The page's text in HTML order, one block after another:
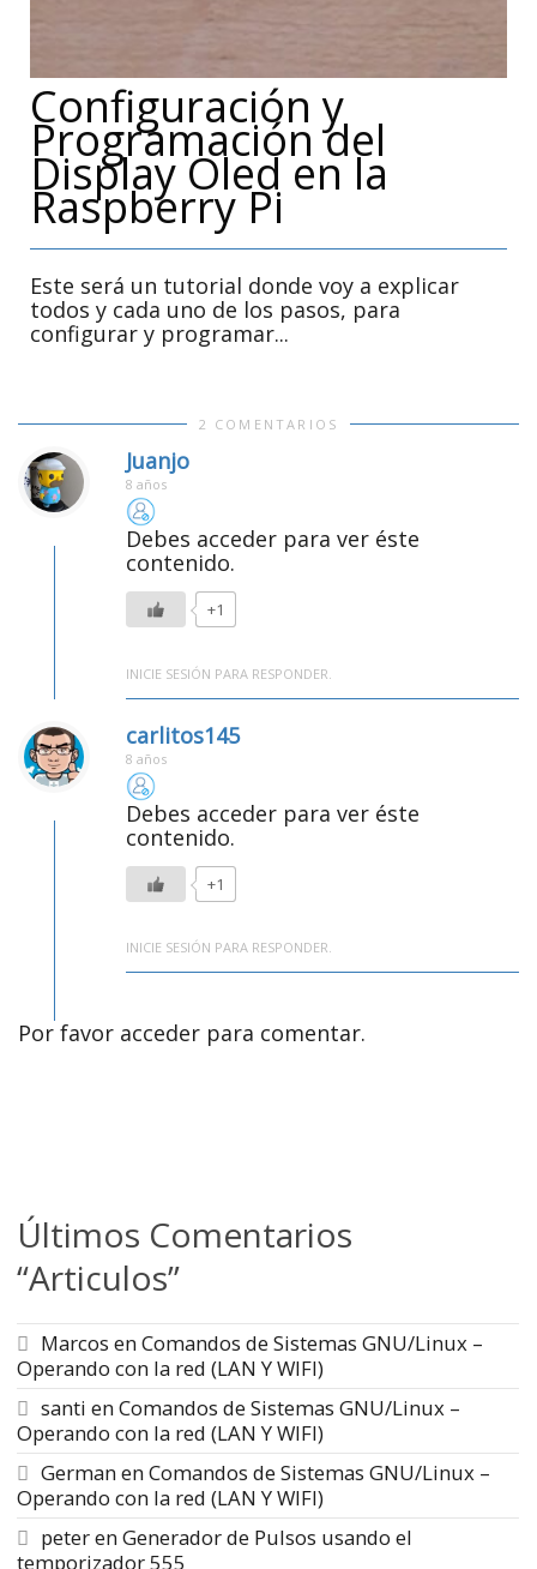
Configuración y
Programación del
Display Oled en la
Raspberry Pi
Este será un tutorial donde voy a explicar
todos y cada uno de los pasos, para
configurar y programar...
2 COMENTARIOS
Juanjo
8 años
Debes acceder para ver éste
contenido.
+1
INICIE SESIÓN PARA RESPONDER.
carlitos145
8 años
Debes acceder para ver éste
contenido.
+1
INICIE SESIÓN PARA RESPONDER.
Por favor acceder para comentar.
Últimos Comentarios
“Articulos”
Marcos enComandos de Sistemas GNU/Linux –
Operando con la red (LAN Y WIFI)
santi enComandos de Sistemas GNU/Linux –
Operando con la red (LAN Y WIFI)
GermanenComandos de Sistemas GNU/Linux –
Operando con la red (LAN Y WIFI)
peterenGenerador de Pulsos usando el
temporizador 555